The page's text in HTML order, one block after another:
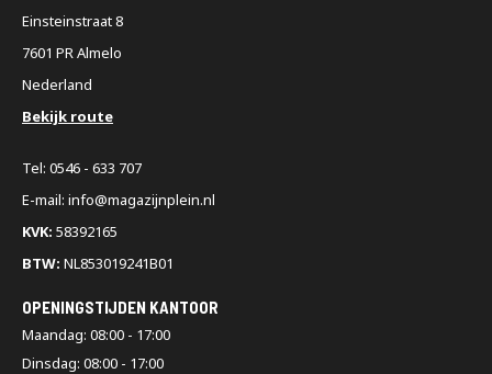
Einsteinstraat 8
7601 PR Almelo
Nederland
Bekijk route
Tel: 0546 - 633 707
E-mail: info@magazijnplein.nl
KVK: 58392165
BTW: NL853019241B01
OPENINGSTIJDEN KANTOOR
Maandag: 08:00 - 17:00
Dinsdag: 08:00 - 17:00